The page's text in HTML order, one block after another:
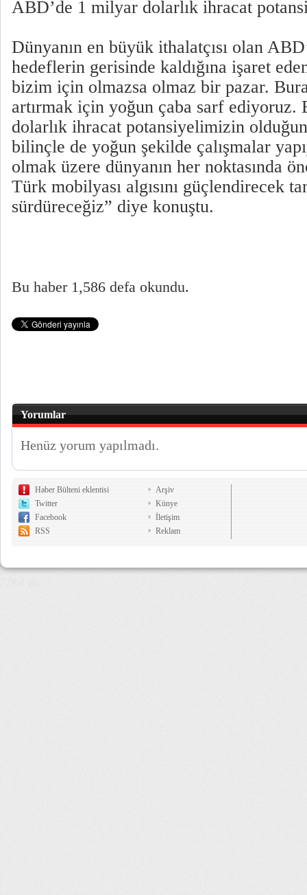
ABD’de 1 milyar dolarlık ihracat
Dünyanın en büyük ithalatçısı olan
hedeflerin gerisinde kaldığına işaret
bizim için olmazsa olmaz bir pazar.
artırmak için yoğun çaba sarf ediyoruz.
dolarlık ihracat potansiyelimizin
bilinçle de yoğun şekilde çalışmalar
olmak üzere dünyanın her noktasında
Türk mobilyası algısını güçlendirecek
sürdüreceğiz” diye konuştu.
Bu haber 1,586 defa okundu.
Yorumlar
Henüz yorum yapılmadı.
Haber Bülteni eklentisi
Twitter
Facebook
RSS
Arşiv
Künye
İletişim
Reklam